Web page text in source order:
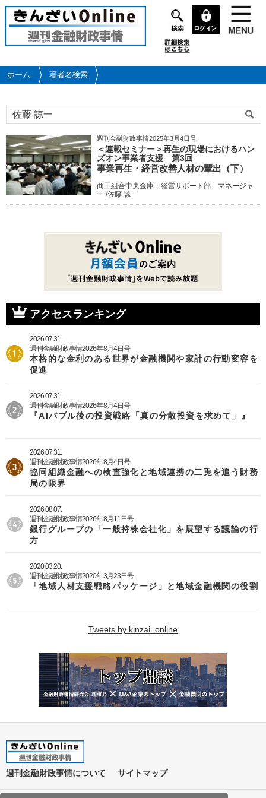
メ
イ
コ
ン
移
動
ホーム 著者名検索
週刊金融財政事情2025年3月4日号
＜連載セミナー＞再生の現場におけるハン
ズオン事業者支援 第3回
事業再生・経営改善人材の輩出（下）
商工組合中央金庫 経営サポート部 マネージャ
ー /佐藤 諒一
アクセスランキング
2026.07.31.
週刊金融財政事情2026年8月4日号
本格的な金利のある世界が金融機関や家計の行動変容を
促進
2026.07.31.
週刊金融財政事情2026年8月4日号
『AIバブル後の投資戦略「真の分散投資を求めて」』
2026.07.31.
週刊金融財政事情2026年8月4日号
協同組織金融への検査強化と地域連携の二兎を追う財務
局の限界
2026.08.07.
週刊金融財政事情2026年8月11日号
銀行グループの「一般持株会社化」を展望する議論の行
方
2020.03.20.
週刊金融財政事情2020年3月23日号
「地域人材支援戦略パッケージ」と地域金融機関の役割
Tweets by kinzai_online
週刊金融財政事情について サイトマップ